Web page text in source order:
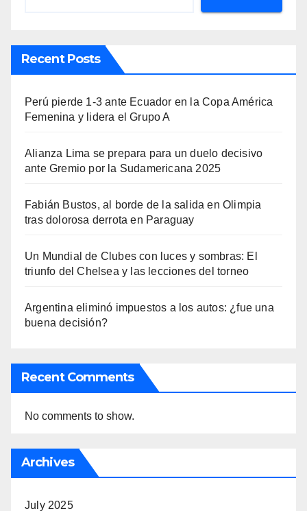
Recent Posts
Perú pierde 1-3 ante Ecuador en la Copa América
Femenina y lidera el Grupo A
Alianza Lima se prepara para un duelo decisivo
ante Gremio por la Sudamericana 2025
Fabián Bustos, al borde de la salida en Olimpia
tras dolorosa derrota en Paraguay
Un Mundial de Clubes con luces y sombras: El
triunfo del Chelsea y las lecciones del torneo
Argentina eliminó impuestos a los autos: ¿fue una
buena decisión?
Recent Comments
No comments to show.
Archives
July 2025